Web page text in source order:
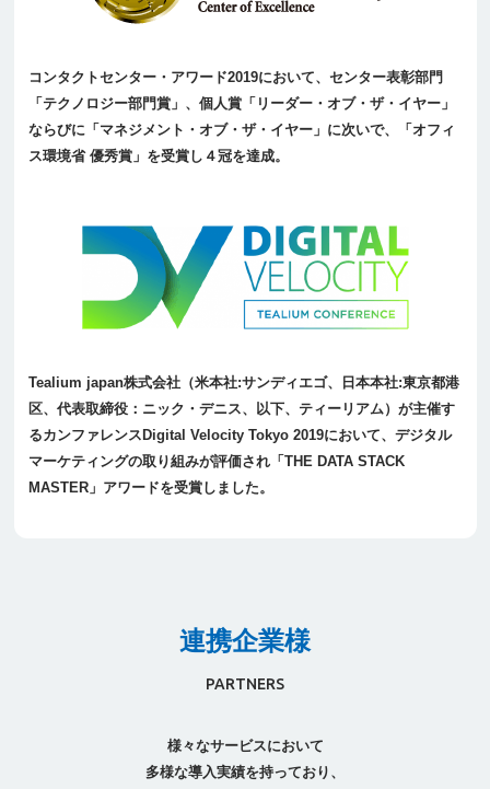
コンタクトセンター・アワード2019において、センター表彰部門
「テクノロジー部門賞」、個人賞「リーダー・オブ・ザ・イヤー」
ならびに「マネジメント・オブ・ザ・イヤー」に次いで、「オフィ
ス環境省 優秀賞」を受賞し４冠を達成。
Tealium japan株式会社（米本社:サンディエゴ、日本本社:東京都港
区、代表取締役：ニック・デニス、以下、ティーリアム）が主催す
るカンファレンスDigital Velocity Tokyo 2019において、デジタル
マーケティングの取り組みが評価され「THE DATA STACK
MASTER」アワードを受賞しました。
連携企業様
PARTNERS
様々なサービスにおいて
多様な導入実績を持っており、